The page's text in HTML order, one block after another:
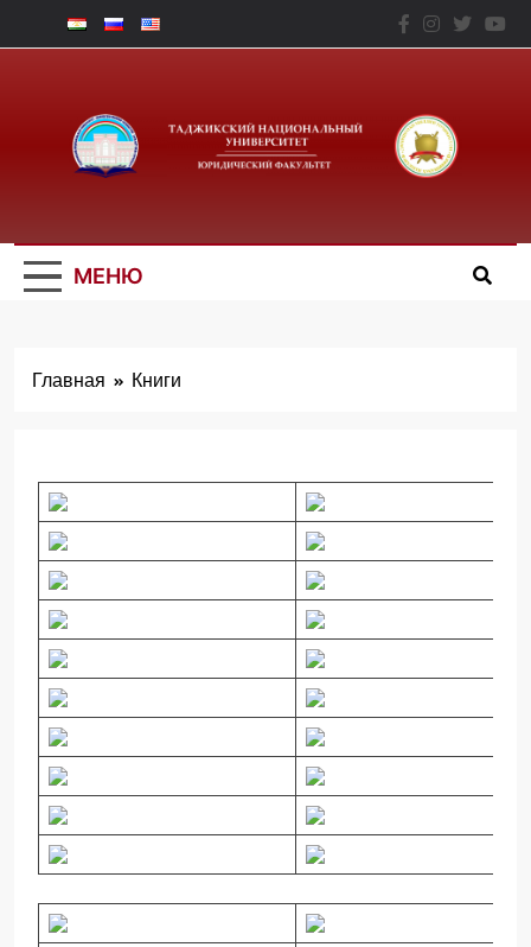
Перейти
к
Юридический
Факальтет – ТНУ
МЕНЮ
Главная Книги